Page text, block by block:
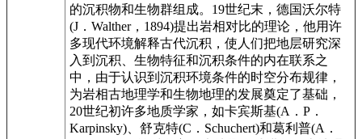
的沉积物和生物群组成。19世纪末，德国沃尔特
(J．Walther，1894)提出岩相对比的理论，他用许
多现代环境解释古代沉积，使人们把地层研究深
入到沉积、生物特征和沉积条件的内在联系之
中，由于认识到沉积环境条件的时空分布规律，
为岩相古地理学和生物地理的发展奠定了基础，
20世纪初许多地质学家，如卡宾斯基(A．P．
Karpinsky)、舒克特(C．Schuchert)和葛利普(A．